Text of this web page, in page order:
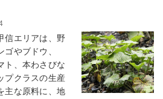
信エリアは、野
やブドウ、
ト、本わさびな
プクラスの生産
主な原料に、地